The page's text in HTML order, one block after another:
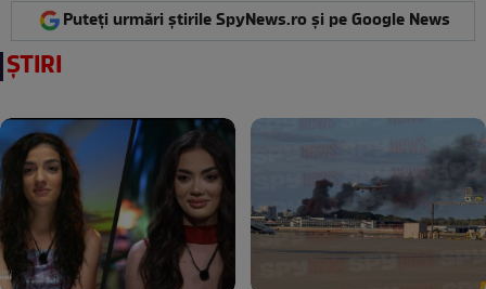
Puteți urmări știrile SpyNews.ro și pe Google News
ȘTIRI